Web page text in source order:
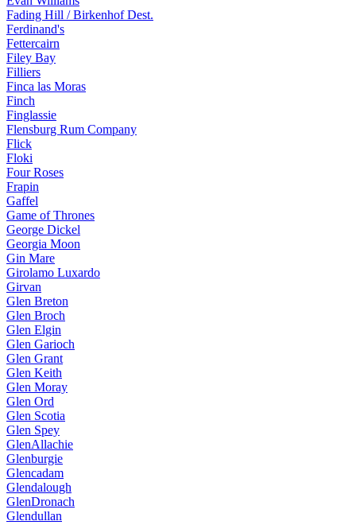
Fading Hill / Birkenhof Dest.
Ferdinand's
Fettercairn
Filey Bay
Filliers
Finca las Moras
Finch
Finglassie
Flensburg Rum Company
Flick
Floki
Four Roses
Frapin
Gaffel
Game of Thrones
George Dickel
Georgia Moon
Gin Mare
Girolamo Luxardo
Girvan
Glen Breton
Glen Broch
Glen Elgin
Glen Garioch
Glen Grant
Glen Keith
Glen Moray
Glen Ord
Glen Scotia
Glen Spey
GlenAllachie
Glenburgie
Glencadam
Glendalough
GlenDronach
Glendullan